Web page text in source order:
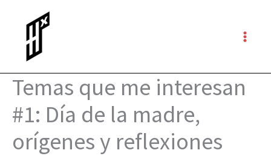
contenido
Temas que me interesan
#1: Día de la madre,
orígenes y reflexiones